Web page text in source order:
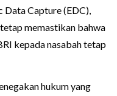
Data Capture (EDC),
memastikan bahwa
kepada nasabah tetap
hukum yang